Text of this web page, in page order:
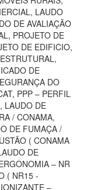
LAUDO
DE AVALIAÇÃO
PROJETO DE
DE EDIFICIO,
DE
DO
PPP – PERFIL
LAUDO DE
/ CONAMA,
DE FUMAÇA /
( CONAMA
DE
– NR
( NR15 -
–